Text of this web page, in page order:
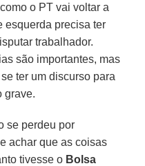
o PT vai voltar a
esquerda precisa ter
trabalhador.
são importantes, mas
ter um discurso para
grave.
se perdeu por
achar que as coisas
tivesse o Bolsa